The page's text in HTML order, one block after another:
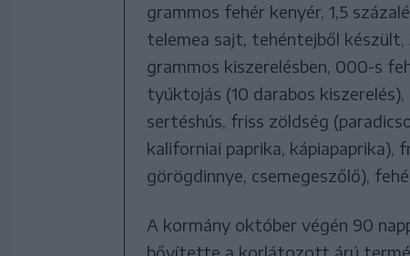
grammos fehér kenyér, 1,5
telemea sajt, tehéntejből
grammos kiszerelésben, 000-s
tyúktojás (10 darabos
sertéshús, friss zöldség
kaliforniai paprika, kápiapaprika),
görögdinnye, csemegeszőlő),
A kormány október végén 90